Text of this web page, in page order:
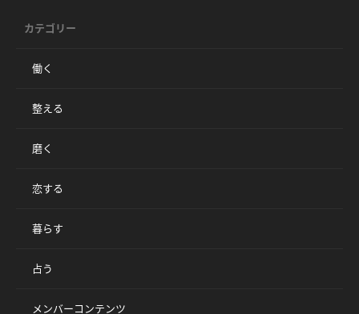
カテゴリー
働く
整える
磨く
恋する
暮らす
占う
メンバーコンテンツ